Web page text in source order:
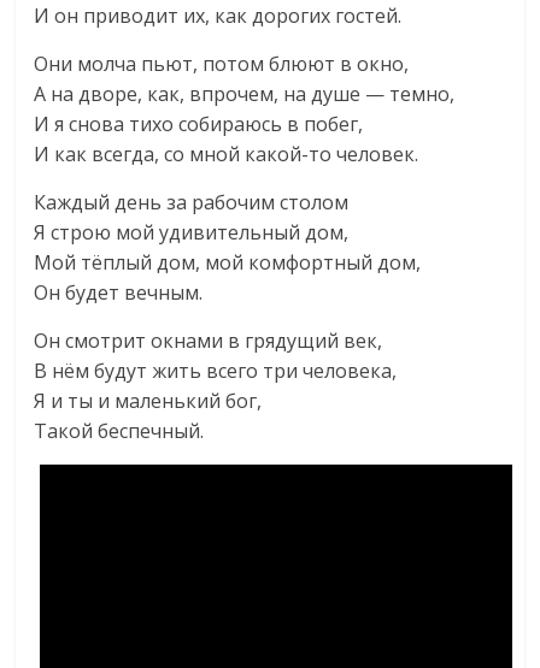
И он приводит их, как дорогих гостей.
Они молча пьют, потом блюют в окно,
А на дворе, как, впрочем, на душе — темно,
И я снова тихо собираюсь в побег,
И как всегда, со мной какой-то человек.
Каждый день за рабочим столом
Я строю мой удивительный дом,
Мой тёплый дом, мой комфортный дом,
Он будет вечным.
Он смотрит окнами в грядущий век,
В нём будут жить всего три человека,
Я и ты и маленький бог,
Такой беспечный.